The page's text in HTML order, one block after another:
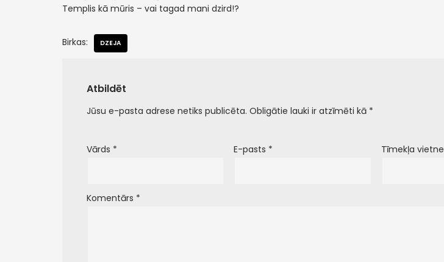
Templis kā mūris – vai tagad mani dzird!?
Birkas: DZEJA
Atbildēt
Jūsu e-pasta adrese netiks publicēta. Obligātie lauki ir atzīmēti kā *
Vārds * E-pasts * Tīmekļa vietne
Komentārs *